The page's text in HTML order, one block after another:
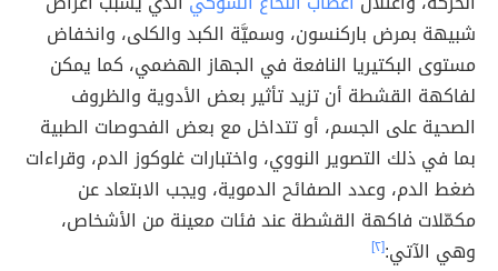
شبيهة بمرض باركنسون، وسميَّة الكبد والكلى، وانخفاض
مستوى البكتيريا النافعة في الجهاز الهضمي، كما يمكن
لفاكهة القشطة أن تزيد تأثير بعض الأدوية والظروف
الصحية على الجسم، أو تتداخل مع بعض الفحوصات الطبية
بما في ذلك التصوير النووي، واختبارات غلوكوز الدم، وقراءات
ضغط الدم، وعدد الصفائح الدموية، ويجب الابتعاد عن
مكمّلات فاكهة القشطة عند فئات معينة من الأشخاص،
وهي الآتي:[٢]